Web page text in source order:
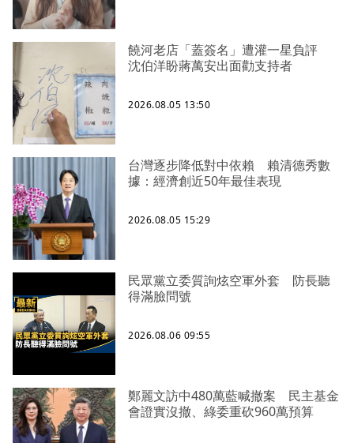
饒河老店「蓋簽名」遭灌一星負評
沈伯洋盼蔣萬安出面勸支持者
2026.08.05 13:50
台灣逐步降低對中依賴 賴清德秀數
據：經濟創近50年最佳表現
2026.08.05 15:29
民眾黨立委質詢炫空軍外套 防長聽
得滿臉問號
2026.08.06 09:55
鄭麗文訪中480萬藍喊撤案 民主基金
會證實沒撤、綠委重砍960萬預算